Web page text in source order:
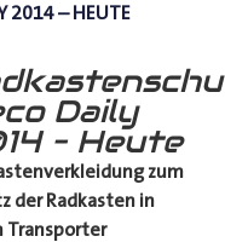
2014 – HEUTE
Daily
– Heute
zum
der Radkasten in
Transporter